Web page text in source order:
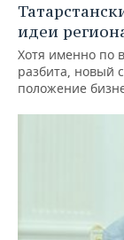
идеи
Хотя именно по
разбита, новый
положение